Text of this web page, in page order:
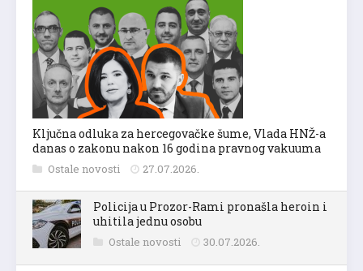
Ključna odluka za hercegovačke šume, Vlada HNŽ-a
danas o zakonu nakon 16 godina pravnog vakuuma
Ostale novosti 27.07.2026.
Policija u Prozor-Rami pronašla heroin i
uhitila jednu osobu
Ostale novosti 30.07.2026.